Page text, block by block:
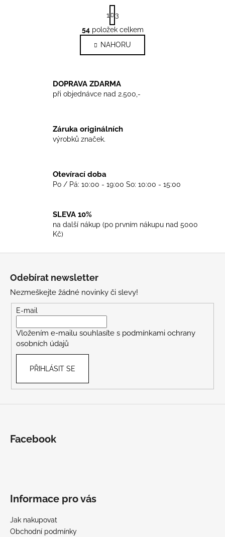
O
v
l
d
a
p
r
ý
s
S
t
r
á
n
k
á
n
1
3
54položek celkem
NAHORU
DOPRAVA ZDARMA
při objednávce nad 2.500,-
Záruka originálních
výrobků značek.
Otevírací doba
Po / Pá: 10:00 - 19:00 So: 10:00 - 15:00
SLEVA 10%
na další nákup (po prvním nákupu nad 5000
Kč)
Odebírat newsletter
Nezmeškejte žádné novinky či slevy!
E-mail
Vložením e-mailu souhlasíte s podmínkami ochrany
osobních údajů
PŘIHLÁSIT SE
Facebook
Informace pro vás
Jak nakupovat
Obchodní podmínky